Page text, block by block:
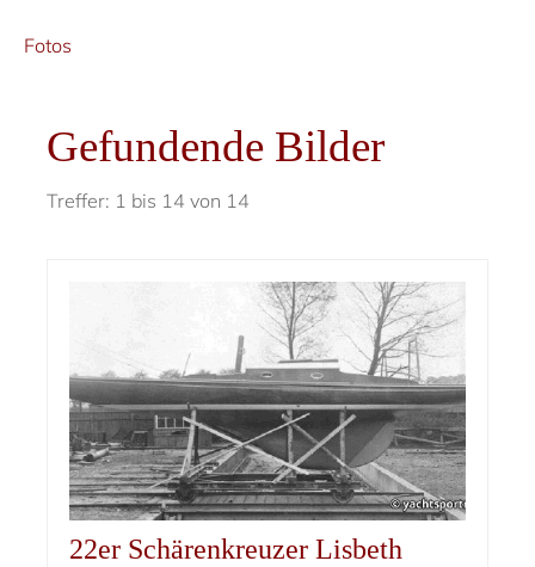
Fotos
Gefundende Bilder
Treffer: 1 bis 14 von 14
22er Schärenkreuzer Lisbeth